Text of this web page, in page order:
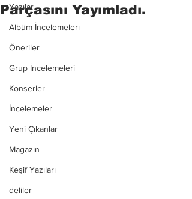
Yazılar
Albüm İncelemeleri
Öneriler
Grup İncelemeleri
Konserler
İncelemeler
Yeni Çıkanlar
Magazin
Keşif Yazıları
deliler
Parçasını Yayımladı.